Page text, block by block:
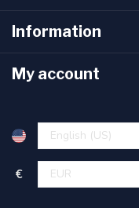
Information
My account
€